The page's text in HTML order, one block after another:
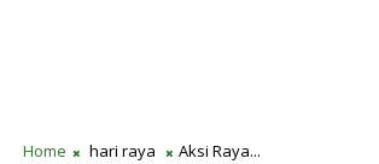
Home hari raya Aksi Raya...